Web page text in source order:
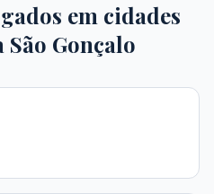
em cidades
São Gonçalo